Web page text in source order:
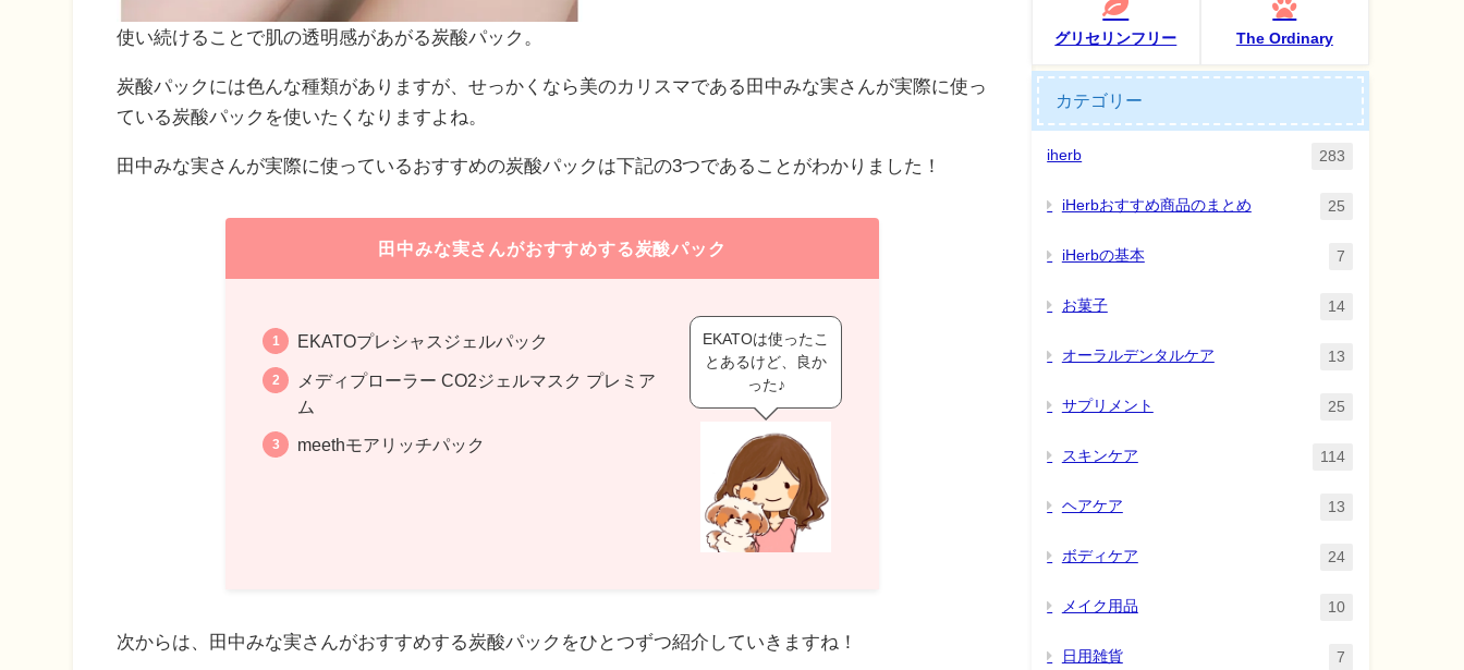
使い続けることで肌の透明感があがる炭酸パック。
炭酸パックには色んな種類がありますが、せっかくなら美のカリスマである田中みな実さんが実際に使っ
ている炭酸パックを使いたくなりますよね。
田中みな実さんが実際に使っているおすすめの炭酸パックは下記の3つであることがわかりました！
田中みな実さんがおすすめする炭酸パック
EKATOプレシャスジェルパック
メディプローラー CO2ジェルマスク プレミア
ム
meethモアリッチパック
EKATOは使ったこ
とあるけど、良か
った♪
次からは、田中みな実さんがおすすめする炭酸パックをひとつずつ紹介していきますね！
グリセリンフリー The Ordinary
カテゴリー
iherb 283
iHerbおすすめ商品のまとめ 25
iHerbの基本 7
お菓子 14
オーラルデンタルケア 13
サプリメント 25
スキンケア 114
ヘアケア 13
ボディケア 24
メイク用品 10
日用雑貨 7